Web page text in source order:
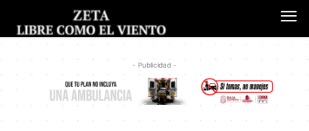
- Publicidad -